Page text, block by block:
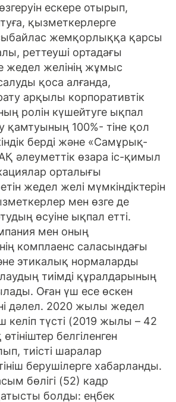
ескере отырып,
қызметкерлерге
жемқорлыққа қарсы
реттеуші ортадағы
жедел желінің жұмыс
салуды қоса алғанда,
арқылы корпоративтік
ролін күшейтуге ықпал
қамтуының 100%- тіне қол
берді және «Самұрық-
әлеуметтік өзара іс-қимыл
орталығы
жедел желі мүмкіндіктерін
мен өзге де
өсуіне ықпал етті.
мен оның
комплаенс саласындағы
этикалық нормаларды
тиімді құралдарының
Оған үш есе өскен
дәлел. 2020 жылы жедел
келіп түсті (2019 жылы – 42
белгіленген
тиісті шаралар
берушілерге хабарланды.
бөлігі (52) кадр
болды: еңбек